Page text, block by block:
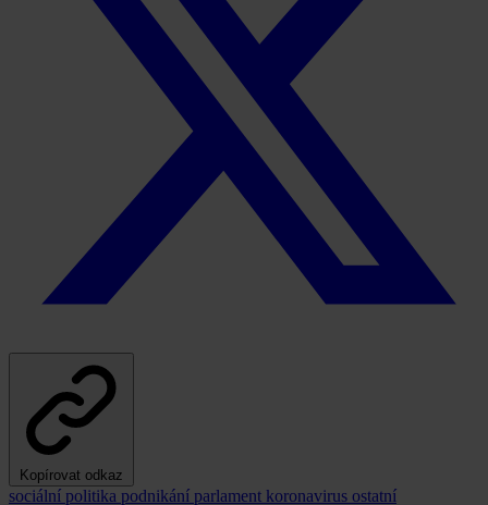
Kopírovat odkaz
sociální politika podnikání parlament koronavirus ostatní